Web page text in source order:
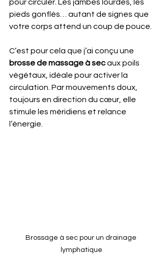
pour circuler. Les jambes lourdes, les
pieds gonflés… autant de signes que
votre corps attend un coup de pouce.
C’est pour cela que j’ai conçu une
brosse de massage à sec aux poils
végétaux, idéale pour activer la
circulation. Par mouvements doux,
toujours en direction du cœur, elle
stimule les méridiens et relance
l’énergie.
Brossage à sec pour un drainage
lymphatique